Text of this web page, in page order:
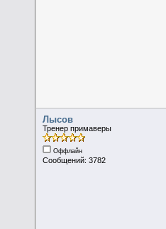
Лысов
Тренер примаверы
Оффлайн
Сообщений: 3782